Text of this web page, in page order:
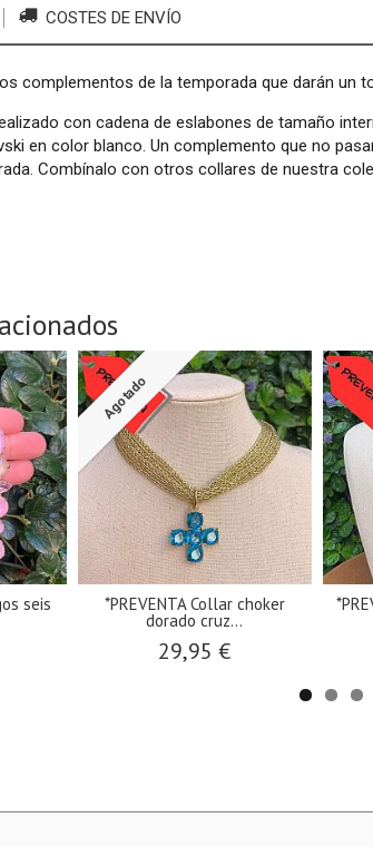
COSTES DE ENVÍO
complementos de la temporada que darán un
con cadena de eslabones de tamaño
en color blanco. Un complemento que no
Combínalo con otros collares de nuestra
seis
Agotado
*PREVENTA Collar choker
dorado cruz...
29,95 €